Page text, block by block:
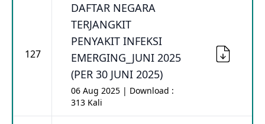
127
DAFTAR NEGARA
TERJANGKIT
PENYAKIT INFEKSI
EMERGING_JUNI 2025
(PER 30 JUNI 2025)
06 Aug 2025 | Download :
313 Kali